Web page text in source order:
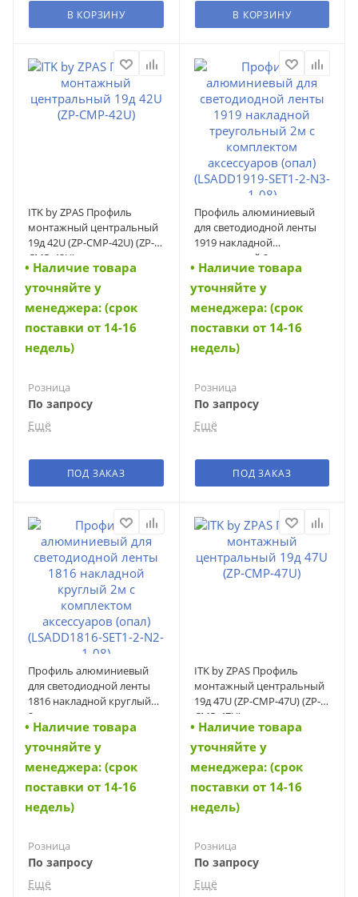
В КОРЗИНУ В КОРЗИНУ
ITK by ZPAS Профиль
монтажный центральный
19д 42U (ZP-CMP-42U) (ZP-
CMP-42U)
• Наличие товара
уточняйте у
менеджера: (срок
поставки от 14-16
недель)
Розница
По запросу
Ещё
Мелкоопт
По запросу
Суперопт
По запросу
ПОД ЗАКАЗ
Профиль алюминиевый
для светодиодной ленты
1919 накладной
треугольный 2м с
комплектом аксессуаров
(опал) (LSADD1919-SET1-2-
N3-1-08) (LSADD1919-SET1-
2-N3-1-08)
• Наличие товара
уточняйте у
менеджера: (срок
поставки от 14-16
недель)
Розница
По запросу
Ещё
Мелкоопт
По запросу
Суперопт
По запросу
ПОД ЗАКАЗ
Профиль алюминиевый
для светодиодной ленты
1816 накладной круглый
2м с комплектом
аксессуаров (опал)
(LSADD1816-SET1-2-N2-1-08)
(LSADD1816-SET1-2-N2-1-08)
• Наличие товара
уточняйте у
менеджера: (срок
поставки от 14-16
недель)
Розница
По запросу
Ещё
ITK by ZPAS Профиль
монтажный центральный
19д 47U (ZP-CMP-47U) (ZP-
CMP-47U)
• Наличие товара
уточняйте у
менеджера: (срок
поставки от 14-16
недель)
Розница
По запросу
Ещё